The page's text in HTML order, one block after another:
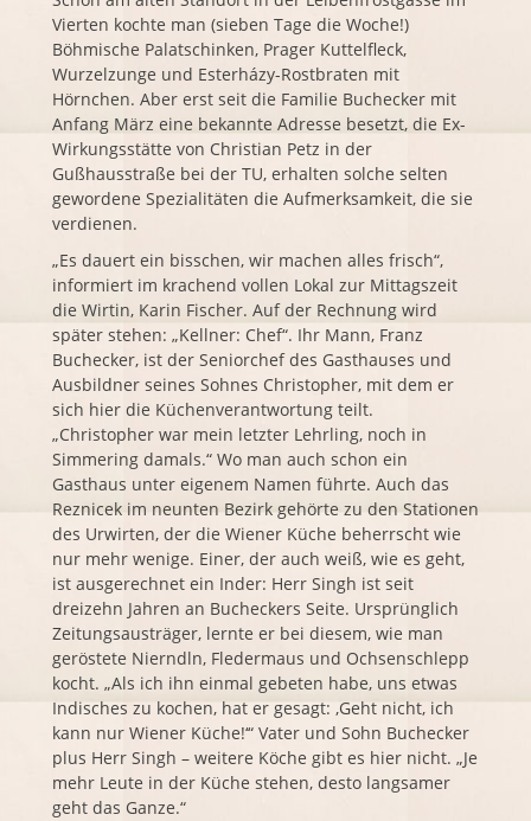
Vierten kochte man (sieben Tage die Woche!)
Böhmische Palatschinken, Prager Kuttelfleck,
Wurzelzunge und Esterházy-Rostbraten mit
Hörnchen. Aber erst seit die Familie Buchecker mit
Anfang März eine bekannte Adresse besetzt, die Ex-
Wirkungsstätte von Christian Petz in der
Gußhausstraße bei der TU, erhalten solche selten
gewordene Spezialitäten die Aufmerksamkeit, die sie
verdienen.
„Es dauert ein bisschen, wir machen alles frisch“,
informiert im krachend vollen Lokal zur Mittagszeit
die Wirtin, Karin Fischer. Auf der Rechnung wird
später stehen: „Kellner: Chef“. Ihr Mann, Franz
Buchecker, ist der Seniorchef des Gasthauses und
Ausbildner seines Sohnes Christopher, mit dem er
sich hier die Küchenverantwortung teilt.
„Christopher war mein letzter Lehrling, noch in
Simmering damals.“ Wo man auch schon ein
Gasthaus unter eigenem Namen führte. Auch das
Reznicek im neunten Bezirk gehörte zu den Stationen
des Urwirten, der die Wiener Küche beherrscht wie
nur mehr wenige. Einer, der auch weiß, wie es geht,
ist ausgerechnet ein Inder: Herr Singh ist seit
dreizehn Jahren an Bucheckers Seite. Ursprünglich
Zeitungsausträger, lernte er bei diesem, wie man
geröstete Nierndln, Fledermaus und Ochsenschlepp
kocht. „Als ich ihn einmal gebeten habe, uns etwas
Indisches zu kochen, hat er gesagt: ,Geht nicht, ich
kann nur Wiener Küche!‘“ Vater und Sohn Buchecker
plus Herr Singh – weitere Köche gibt es hier nicht. „Je
mehr Leute in der Küche stehen, desto langsamer
geht das Ganze.“